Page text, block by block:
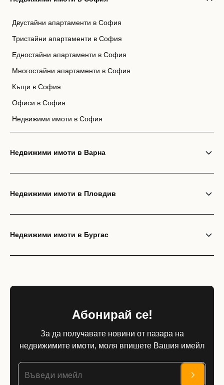
Двустайни апартаменти в София
Тристайни апартаменти в София
Едностайни апартаменти в София
Многостайни апартаменти в София
Къщи в София
Офиси в София
Недвижими имоти в София
Недвижими имоти в Варна
Недвижими имоти в Пловдив
Недвижими имоти в Бургас
Абонирай се!
За да получавате новини от пазара на
недвижимите имоти, моля впишете Вашия имейл